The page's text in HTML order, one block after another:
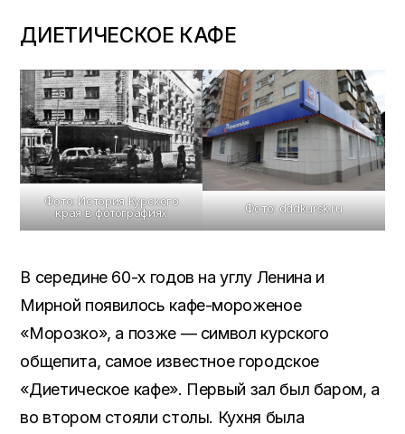
ДИЕТИЧЕСКОЕ КАФЕ
Фото: История Курского
края в фотографиях
Фото: dddkursk.ru
В середине 60-х годов на углу Ленина и
Мирной появилось кафе-мороженое
«Морозко», а позже — символ курского
общепита, самое известное городское
«Диетическое кафе». Первый зал был баром, а
во втором стояли столы. Кухня была